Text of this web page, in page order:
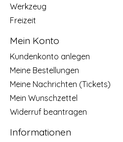
Werkzeug
Freizeit
Mein Konto
Kundenkonto anlegen
Meine Bestellungen
Meine Nachrichten (Tickets)
Mein Wunschzettel
Widerruf beantragen
Informationen